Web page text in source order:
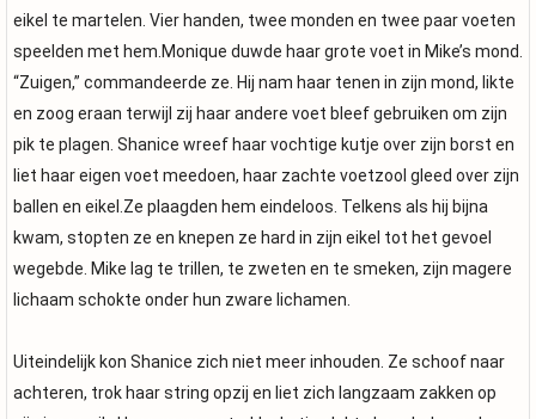
eikel te martelen. Vier handen, twee monden en twee paar voeten
speelden met hem.Monique duwde haar grote voet in Mike’s mond.
“Zuigen,” commandeerde ze. Hij nam haar tenen in zijn mond, likte
en zoog eraan terwijl zij haar andere voet bleef gebruiken om zijn
pik te plagen. Shanice wreef haar vochtige kutje over zijn borst en
liet haar eigen voet meedoen, haar zachte voetzool gleed over zijn
ballen en eikel.Ze plaagden hem eindeloos. Telkens als hij bijna
kwam, stopten ze en knepen ze hard in zijn eikel tot het gevoel
wegebde. Mike lag te trillen, te zweten en te smeken, zijn magere
lichaam schokte onder hun zware lichamen.
Uiteindelijk kon Shanice zich niet meer inhouden. Ze schoof naar
achteren, trok haar string opzij en liet zich langzaam zakken op